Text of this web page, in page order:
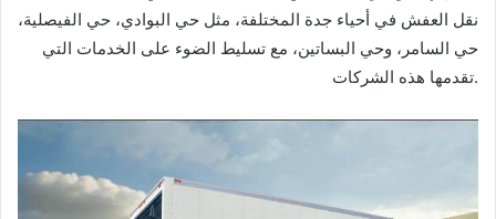
نقل العفش في أحياء جدة المختلفة، مثل حي البوادي، حي الفيصلية،
حي السامر، وحي البساتين، مع تسليط الضوء على الخدمات التي
تقدمها هذه الشركات.